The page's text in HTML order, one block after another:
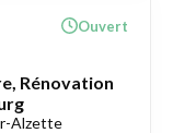
Rénovation
Alzette
Ouvert